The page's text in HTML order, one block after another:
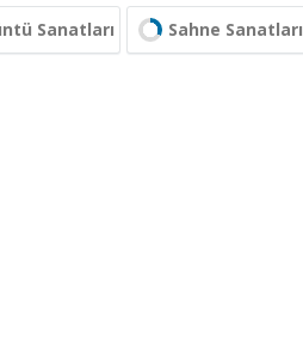
Sanatları Sahne Sanatları